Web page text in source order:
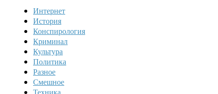
Интернет
История
Конспирология
Криминал
Культура
Политика
Разное
Смешное
Техника